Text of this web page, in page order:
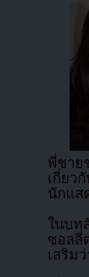
พี่ชาย
เกี่ยว
นักแส
ในบ
ซอลลี่
เสริม